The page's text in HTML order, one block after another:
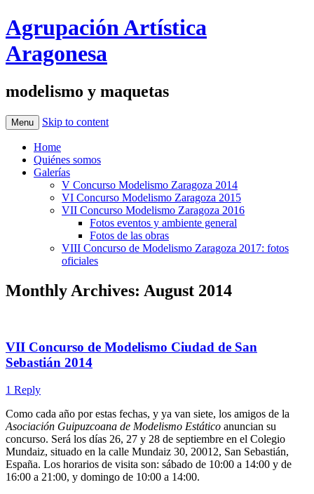
Agrupación Artística
Aragonesa
modelismo y maquetas
Menu Skip to content
Home
Quiénes somos
Galerías
V Concurso Modelismo Zaragoza 2014
VI Concurso Modelismo Zaragoza 2015
VII Concurso Modelismo Zaragoza 2016
Fotos eventos y ambiente general
Fotos de las obras
VIII Concurso de Modelismo Zaragoza 2017: fotos
oficiales
Monthly Archives: August 2014
VII Concurso de Modelismo Ciudad de San
Sebastián 2014
1 Reply
Como cada año por estas fechas, y ya van siete, los amigos de la
Asociación Guipuzcoana de Modelismo Estático anuncian su
concurso. Será los días 26, 27 y 28 de septiembre en el Colegio
Mundaiz, situado en la calle Mundaiz 30, 20012, San Sebastián,
España. Los horarios de visita son: sábado de 10:00 a 14:00 y de
16:00 a 21:00, y domingo de 10:00 a 14:00.